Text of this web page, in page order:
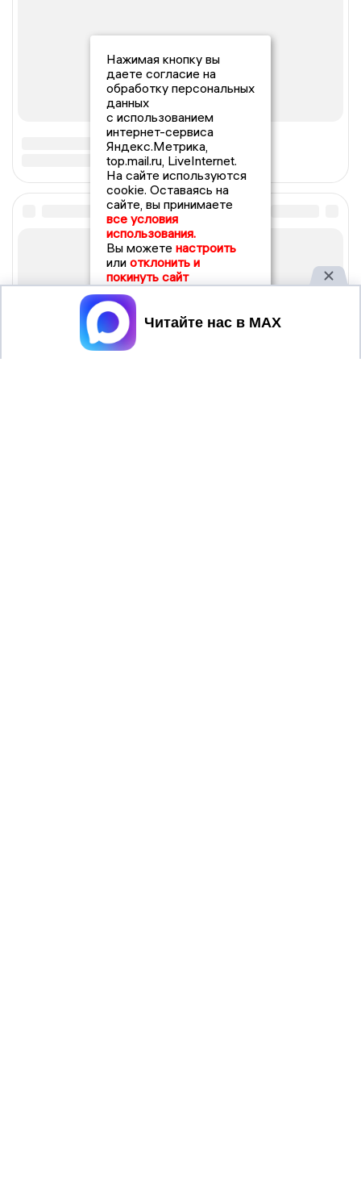
Нажимая кнопку вы
даете согласие на
обработку персональных
данных
с использованием
интернет-сервиса
Яндекс.Метрика,
top.mail.ru, LiveInternet.
На сайте используются
cookie. Оставаясь на
сайте, вы принимаете
все условия
использования.
Вы можете настроить
или отклонить и
покинуть сайт
Принять